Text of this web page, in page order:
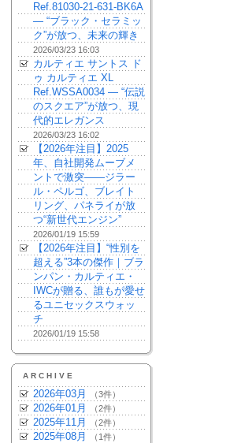
Ref.81030-21-631-BK6A
— “ブラック・セラミッ
ク”が放つ、未来の輝き
2026/03/23 16:03
カルティエ サントス ド
ゥ カルティエ XL
Ref.WSSA0034 — “伝説
のスクエア”が放つ、現
代的エレガンス
2026/03/23 16:02
【2026年注目】2025
年、自社開発ムーブメ
ントで激突——ジラー
ル・ペルゴ、ブレイト
リング、パネライが放
つ“新世代エンジン”
2026/01/19 15:59
【2026年注目】“性別を
超える”3本の傑作｜ブラ
ンパン・カルティエ・
IWCが贈る、誰もが愛せ
るユニセックスウォッ
チ
2026/01/19 15:58
ARCHIVE
2026年03月 （3件）
2026年01月 （2件）
2025年11月 （2件）
2025年08月 （1件）